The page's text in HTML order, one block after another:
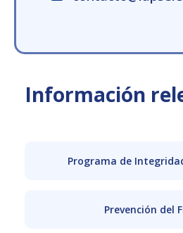
Información
Programa de
Prevención del